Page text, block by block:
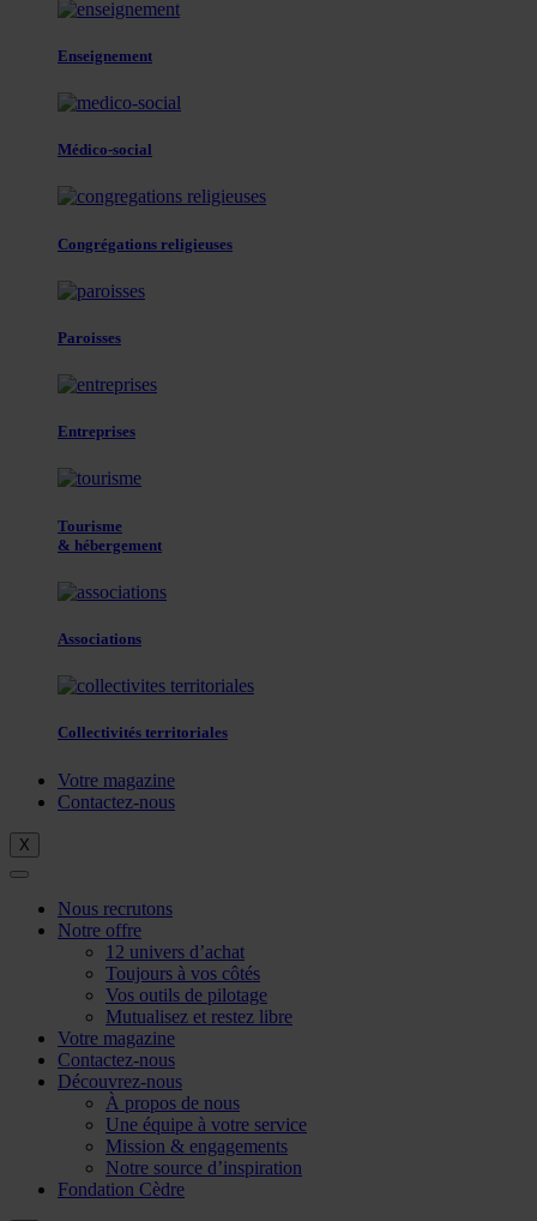
Enseignement
Médico-social
Congrégations religieuses
Paroisses
Entreprises
Tourisme
& hébergement
Associations
Collectivités territoriales
Votre magazine
Contactez-nous
X
Nous recrutons
Notre offre
12 univers d’achat
Toujours à vos côtés
Vos outils de pilotage
Mutualisez et restez libre
Votre magazine
Contactez-nous
Découvrez-nous
À propos de nous
Une équipe à votre service
Mission & engagements
Notre source d’inspiration
Fondation Cèdre